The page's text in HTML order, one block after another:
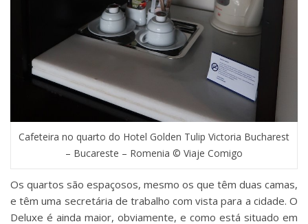
Cafeteira no quarto do Hotel Golden Tulip Victoria Bucharest
– Bucareste – Romenia © Viaje Comigo
Os quartos são espaçosos, mesmo os que têm duas camas,
e têm uma secretária de trabalho com vista para a cidade. O
Deluxe é ainda maior, obviamente, e como está situado em